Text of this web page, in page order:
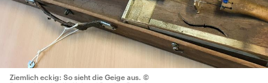
Ziemlich eckig: So sieht die Geige aus. ©